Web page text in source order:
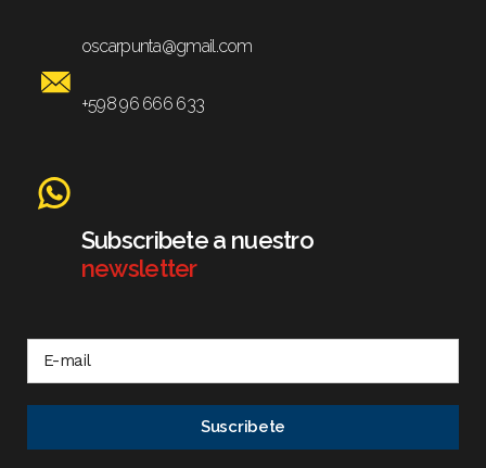
oscarpunta@gmail.com
+598 96 666 633
Subscribete a nuestro
newsletter